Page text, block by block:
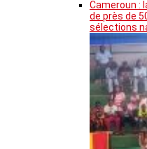
Cameroun :
de près de
sélections